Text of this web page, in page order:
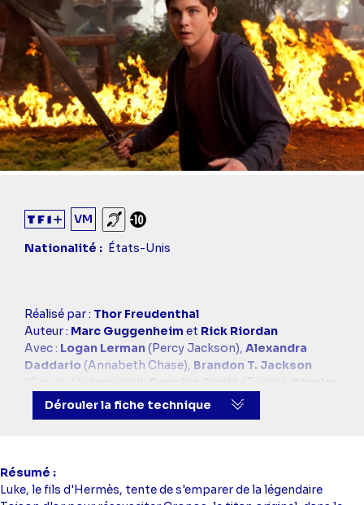
VM Sourds et malentendants
Déconseillé aux -10 ans
Nationalité
États-Unis
Casting
simba
Réalisé par : Thor Freudenthal
Auteur : Marc Guggenheim et Rick Riordan
Avec : Logan Lerman(Percy Jackson), Alexandra
Daddario (Annabeth Chase), Brandon T. Jackson
(Grover Underwood),
(Tyson),
Tucci(Dionysos), Leven Rambin
(Clarisse La Rue),
Dérouler la fiche technique
Résumé
Luke, le fils d'Hermès, tente de s'emparer de la légendaire